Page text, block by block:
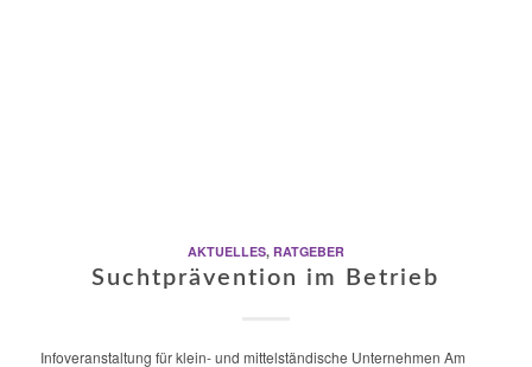
AKTUELLES, RATGEBER
Suchtprävention im Betrieb
Infoveranstaltung für klein- und mittelständische Unternehmen Am